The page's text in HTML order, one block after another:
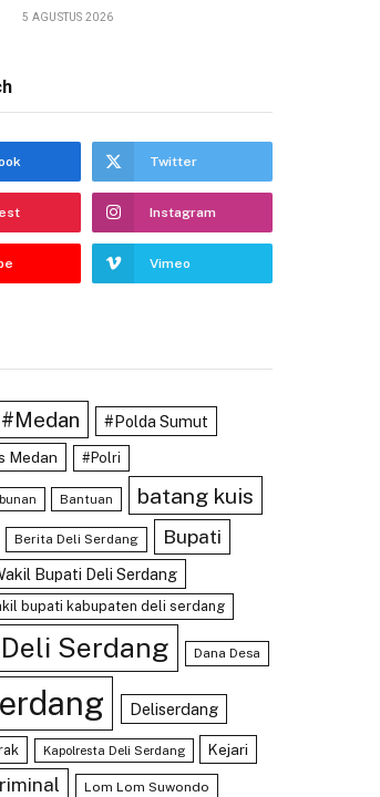
5 AGUSTUS 2026
Twitter
Instagram
Vimeo
#Medan #Polda Sumut
Medan #Polri
Bantuan batang kuis
Berita Deli Serdang Bupati
Bupati Deli Serdang
bupati kabupaten deli serdang
Serdang Dana Desa
Deliserdang
Kapolresta Deli Serdang Kejari
Lom Lom Suwondo